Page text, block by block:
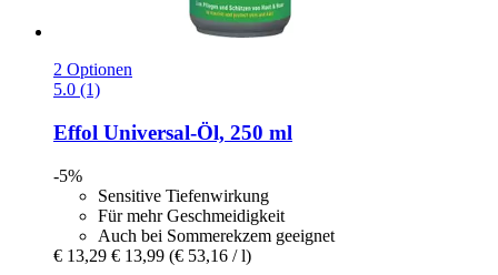
2 Optionen
5.0 (1)
Effol Universal-​Öl, 250 ml
-5%
Sensitive Tiefenwirkung
Für mehr Geschmeidigkeit
Auch bei Sommerekzem geeignet
€ 13,29 € 13,99 (€ 53,16 / l)